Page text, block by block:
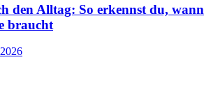
den Alltag: So erkennst du, wann
braucht